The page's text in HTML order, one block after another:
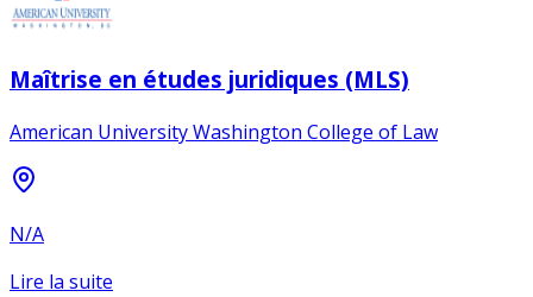
Maîtrise en études juridiques (MLS)
American University Washington College of Law
N/A
Lire la suite